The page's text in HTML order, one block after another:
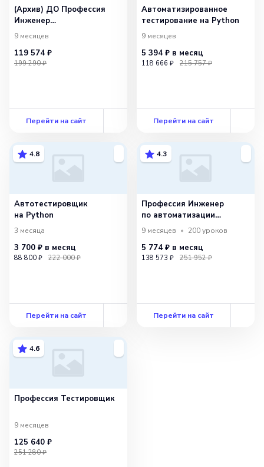
(Архив) ДО Профессия
Инженер
по автоматизации
тестирования 2025
9 месяцев
119 574 ₽
199 290 ₽
Перейти на сайт
Ав­то­ма­ти­зи­ро­ван­ное
тестирование на Python
9 месяцев
5 394 ₽ в месяц
118 666 ₽ 215 757 ₽
Перейти на сайт
4.8
Автотестировщик
на Python
3 месяца
3 700 ₽ в месяц
88 800 ₽ 222 000 ₽
Перейти на сайт
4.3
Профессия Инженер
по автоматизации
тестирования
9 месяцев 200уроков
5 774 ₽ в месяц
138 573 ₽ 251 952 ₽
Перейти на сайт
4.6
Профессия Тестировщик
9 месяцев
125 640 ₽
251 280 ₽